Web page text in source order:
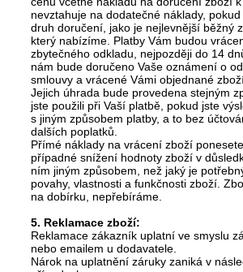
nevztahuje na dodatečné náklady,
druh doručení, jako je nejlevnější běžný
který nabízíme. Platby Vám budou
zbytečného odkladu, nejpozději do 14
nám bude doručeno Vaše oznámení o
smlouvy a vrácené Vámi objednané
Jejich úhrada bude provedena stejným
jste použili při Vaší platbě, pokud jste
s jiným způsobem platby, a to bez
dalších poplatků.
Přímé náklady na vrácení zboží
případné snížení hodnoty zboží v
ním jiným způsobem, než jaký je
povahy, vlastnosti a funkčnosti zboží.
na dobírku, nepřebíráme.
5. Reklamace zboží:
Reklamace zákazník uplatní ve smyslu
nebo emailem u dodavatele.
Nárok na uplatnění záruky zaniká v